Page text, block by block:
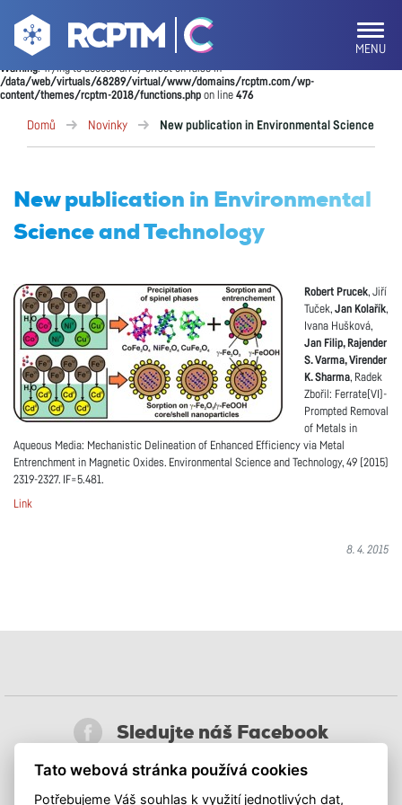
Warning: Trying to access array offset on false in
/data/web/virtuals/68289/virtual/www/domains/rcptm.com/wp-
content/themes/rcptm-2018/functions.php on line 476
MENU
Domů Novinky New publication in Environmental Science and
New publication in Environmental
Science and Technology
Robert Prucek, Jiří
Tuček, Jan Kolařík,
Ivana Hušková,
Jan Filip, Rajender
S. Varma, Virender
K. Sharma, Radek
Zbořil: Ferrate(VI)-
Prompted Removal
of Metals in
Aqueous Media: Mechanistic Delineation of Enhanced Efficiency via Metal
Entrenchment in Magnetic Oxides. Environmental Science and Technology, 49 (2015)
2319-2327. IF=5.481.
Link
8. 4. 2015
Sledujte náš Facebook
Sledujte nás na síti X
Tato webová stránka používá cookies
Potřebujeme Váš souhlas k využití jednotlivých dat,